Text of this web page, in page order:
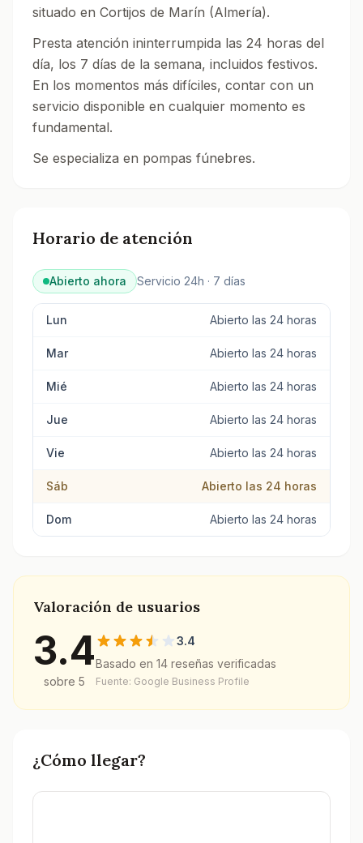
situado en Cortijos de Marín (Almería).
Presta atención ininterrumpida las 24 horas del
día, los 7 días de la semana, incluidos festivos.
En los momentos más difíciles, contar con un
servicio disponible en cualquier momento es
fundamental.
Se especializa en pompas fúnebres.
Horario de atención
Abierto ahora Servicio 24h · 7 días
Lun Abierto las 24 horas
Mar Abierto las 24 horas
Mié Abierto las 24 horas
Jue Abierto las 24 horas
Vie Abierto las 24 horas
Sáb Abierto las 24 horas
Dom Abierto las 24 horas
Valoración de usuarios
3.4
sobre 5
3.4
Basado en 14 reseñas verificadas
Fuente: Google Business Profile
¿Cómo llegar?